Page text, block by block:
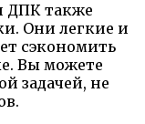
ДПК также
Они легкие и
сэкономить
Вы можете
задачей, не